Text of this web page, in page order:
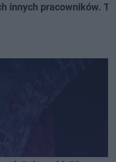
innych pracowników.